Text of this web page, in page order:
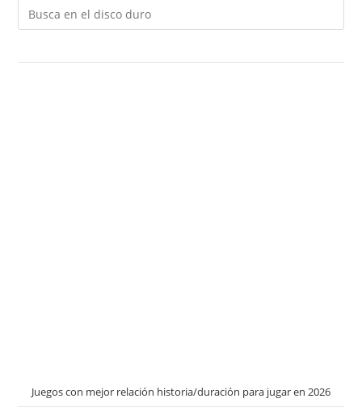
Juegos con mejor relación historia/duración para jugar en 2026